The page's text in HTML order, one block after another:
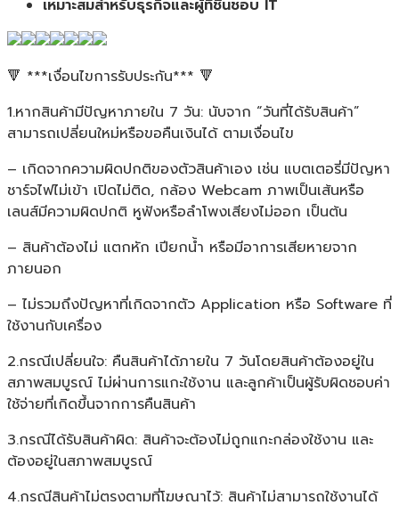
ตั้ง
ใน
แร็ค
ช่อง
ของ
แท้
ประกัน
ศูนย์
ชิ้น
เหมาะสมสำหรับธุรกิจและผู้ที่ชื่นชอบ IT
🔻 ***เงื่อนไขการรับประกัน*** 🔻
1.หากสินค้ามีปัญหาภายใน 7 วัน: นับจาก “วันที่ได้รับสินค้า”
สามารถเปลี่ยนใหม่หรือขอคืนเงินได้ ตามเงื่อนไข
– เกิดจากความผิดปกติของตัวสินค้าเอง เช่น แบตเตอรี่มีปัญหา
ชาร์จไฟไม่เข้า เปิดไม่ติด, กล้อง Webcam ภาพเป็นเส้นหรือ
เลนส์มีความผิดปกติ หูฟังหรือลำโพงเสียงไม่ออก เป็นต้น
– สินค้าต้องไม่ แตกหัก เปียกน้ำ หรือมีอาการเสียหายจาก
ภายนอก
– ไม่รวมถึงปัญหาที่เกิดจากตัว Application หรือ Software ที่
ใช้งานกับเครื่อง
2.กรณีเปลี่ยนใจ: คืนสินค้าได้ภายใน 7 วันโดยสินค้าต้องอยู่ใน
สภาพสมบูรณ์ ไม่ผ่านการแกะใช้งาน และลูกค้าเป็นผู้รับผิดชอบค่า
ใช้จ่ายที่เกิดขึ้นจากการคืนสินค้า
3.กรณีได้รับสินค้าผิด: สินค้าจะต้องไม่ถูกแกะกล่องใช้งาน และ
ต้องอยู่ในสภาพสมบูรณ์
4.กรณีสินค้าไม่ตรงตามที่โฆษณาไว้: สินค้าไม่สามารถใช้งานได้